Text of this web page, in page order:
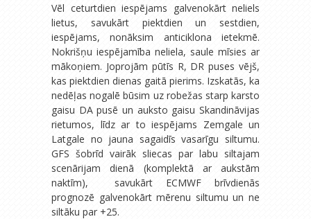
Vēl ceturtdien iespējams galvenokārt neliels
lietus, savukārt piektdien un sestdien,
iespējams, nonāksim anticiklona ietekmē.
Nokrišņu iespējamība neliela, saule mīsies ar
mākoņiem. Joprojām pūtīs R, DR puses vējš,
kas piektdien dienas gaitā pierims. Izskatās, ka
nedēļas nogalē būsim uz robežas starp karsto
gaisu DA pusē un auksto gaisu Skandināvijas
rietumos, līdz ar to iespējams Zemgale un
Latgale no jauna sagaidīs vasarīgu siltumu.
GFS šobrīd vairāk sliecas par labu siltajam
scenārijam dienā (komplektā ar aukstām
naktīm), savukārt ECMWF brīvdienās
prognozē galvenokārt mērenu siltumu un ne
siltāku par +25.